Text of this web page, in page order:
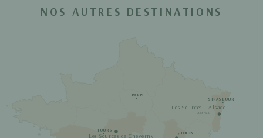
NOS AUTRES DESTINATIONS
Les Sources – Alsace
ALSACE
STRASBOURG
PARIS
DIJON
Les Sources de Cheverny
TOURS